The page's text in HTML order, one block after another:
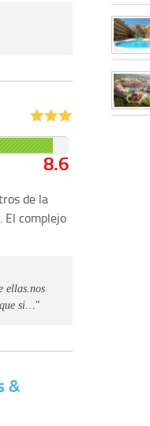
8.6
de la
El complejo
ellas.nos
que si…"
&